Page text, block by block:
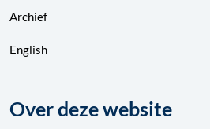
Archief
English
Over deze website